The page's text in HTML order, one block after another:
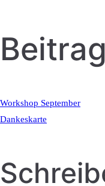
Workshop September
Dankeskarte